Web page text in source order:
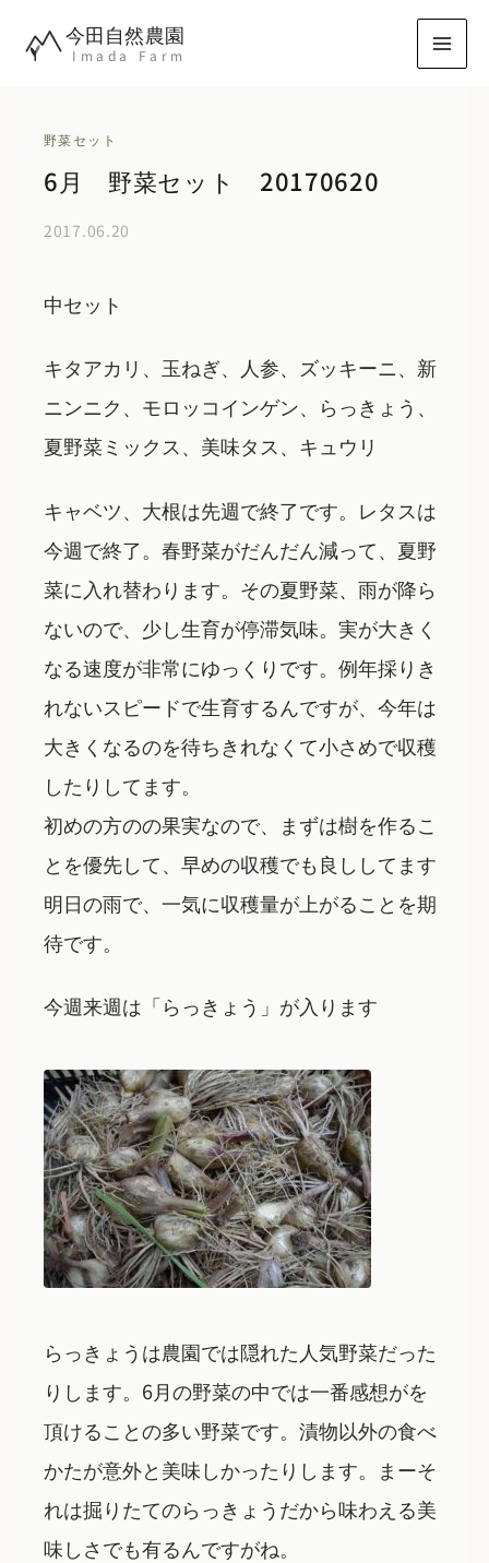
今田自然農園
Imada Farm
野菜セット
6月 野菜セット 20170620
2017.06.20
中セット
キタアカリ、玉ねぎ、人参、ズッキーニ、新
ニンニク、モロッコインゲン、らっきょう、
夏野菜ミックス、美味タス、キュウリ
キャベツ、大根は先週で終了です。レタスは
今週で終了。春野菜がだんだん減って、夏野
菜に入れ替わります。その夏野菜、雨が降ら
ないので、少し生育が停滞気味。実が大きく
なる速度が非常にゆっくりです。例年採りき
れないスピードで生育するんですが、今年は
大きくなるのを待ちきれなくて小さめで収穫
したりしてます。
初めの方のの果実なので、まずは樹を作るこ
とを優先して、早めの収穫でも良ししてます
明日の雨で、一気に収穫量が上がることを期
待です。
今週来週は「らっきょう」が入ります
らっきょうは農園では隠れた人気野菜だった
りします。6月の野菜の中では一番感想がを
頂けることの多い野菜です。漬物以外の食べ
かたが意外と美味しかったりします。まーそ
れは掘りたてのらっきょうだから味わえる美
味しさでも有るんですがね。